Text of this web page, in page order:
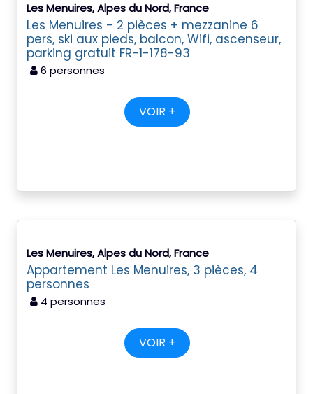
Les Menuires, Alpes du Nord, France
Les Menuires - 2 pièces + mezzanine 6
pers, ski aux pieds, balcon, Wifi, ascenseur,
parking gratuit FR-1-178-93
6 personnes
VOIR +
Les Menuires, Alpes du Nord, France
Appartement Les Menuires, 3 pièces, 4
personnes
4 personnes
VOIR +